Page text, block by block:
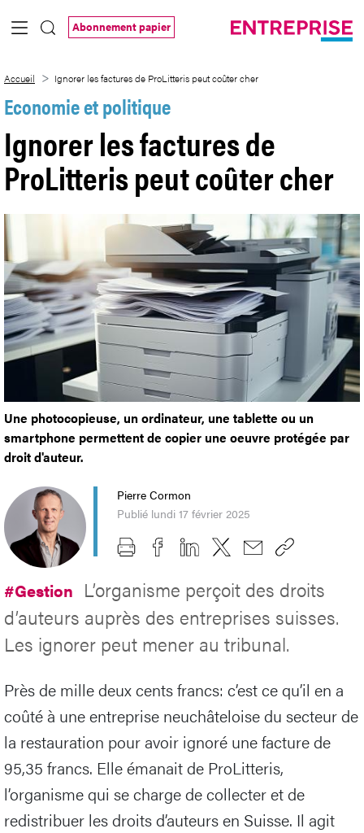
Saut au contenu principal
Abonnement papier
Accueil Ignorer les factures de ProLitteris peut coûter cher
Economie et politique
Ignorer les factures de
ProLitteris peut coûter cher
Une photocopieuse, un ordinateur, une tablette ou un
smartphone permettent de copier une oeuvre protégée par
droit d'auteur.
Pierre Cormon
Publié lundi 17 février 2025
#Gestion L’organisme perçoit des droits
d’auteurs auprès des entreprises suisses.
Les ignorer peut mener au tribunal.
Près de mille deux cents francs: c’est ce qu’il en a
coûté à une entreprise neuchâteloise du secteur de
la restauration pour avoir ignoré une facture de
95,35 francs. Elle émanait de ProLitteris,
l’organisme qui se charge de collecter et de
redistribuer les droits d’auteurs en Suisse. Il agit